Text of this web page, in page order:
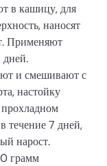
в кашицу, для
наносят
Применяют
и смешивают с
настойку
течение 7 дней,
нарост.
грамм